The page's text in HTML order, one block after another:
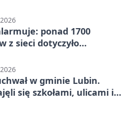
ponad 1700
z sieci dotyczyło
w gminie Lubin.
się szkołami, ulicami i